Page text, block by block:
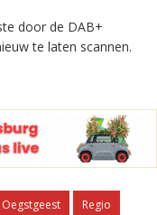
door de DAB+
te laten scannen.
Oegstgeest
Regio